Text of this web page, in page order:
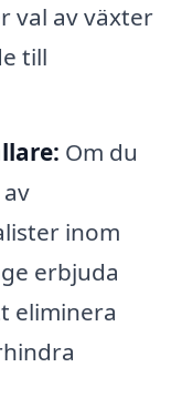
val av växter
till
Om du
inom
erbjuda
eliminera